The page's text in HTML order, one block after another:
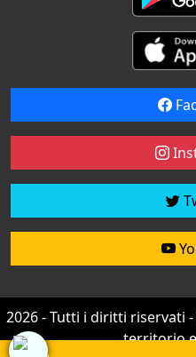
2026 - Tutti i diritti riservati -
territorio